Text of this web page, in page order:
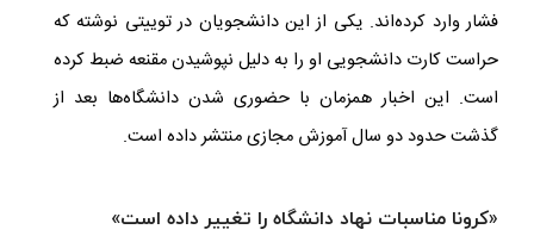
فشار وارد کرده‌اند. یکی از این دانشجویان در توییتی نوشته که
حراست کارت دانشجویی او را به دلیل نپوشیدن مقنعه ضبط کرده
است. این اخبار همزمان با حضوری شدن دانشگاه‌ها بعد از
گذشت حدود دو سال آموزش مجازی منتشر داده است.
«کرونا مناسبات نهاد دانشگاه را تغییر داده است»